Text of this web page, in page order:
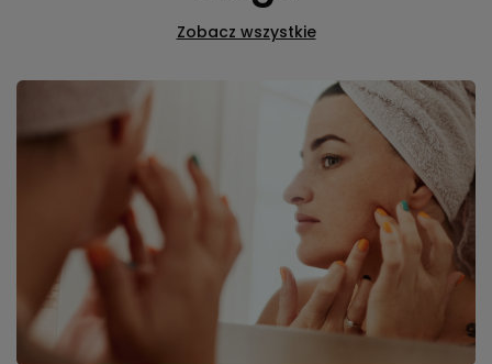
Zobacz wszystkie